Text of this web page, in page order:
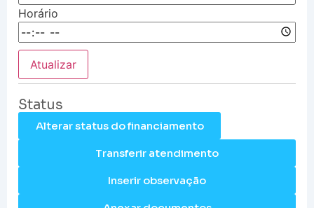
Horário
Atualizar
Status
Alterar status do financiamento
Transferir atendimento
Inserir observação